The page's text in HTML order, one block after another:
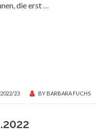
die erst…
23 BY BARBARA FUCHS